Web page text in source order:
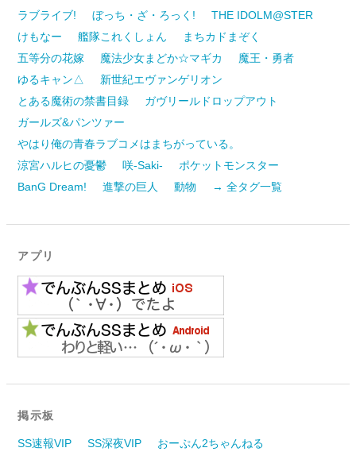
ラブライブ! ぼっち・ざ・ろっく!
THE IDOLM@STER
けもなー
艦隊これくしょん
まちカドまぞく
五等分の花嫁
魔法少女まどか☆マギカ
魔王・勇者
ゆるキャン△
新世紀エヴァンゲリオン
とある魔術の禁書目録
ガヴリールドロップアウト
ガールズ&パンツァー
やはり俺の青春ラブコメはまちがっている。
涼宮ハルヒの憂鬱
咲-Saki-
ポケットモンスター
BanG Dream!
進撃の巨人 動物 → 全タグ一覧
アプリ
掲示板
SS速報VIP SS深夜VIP おーぷん2ちゃんねる